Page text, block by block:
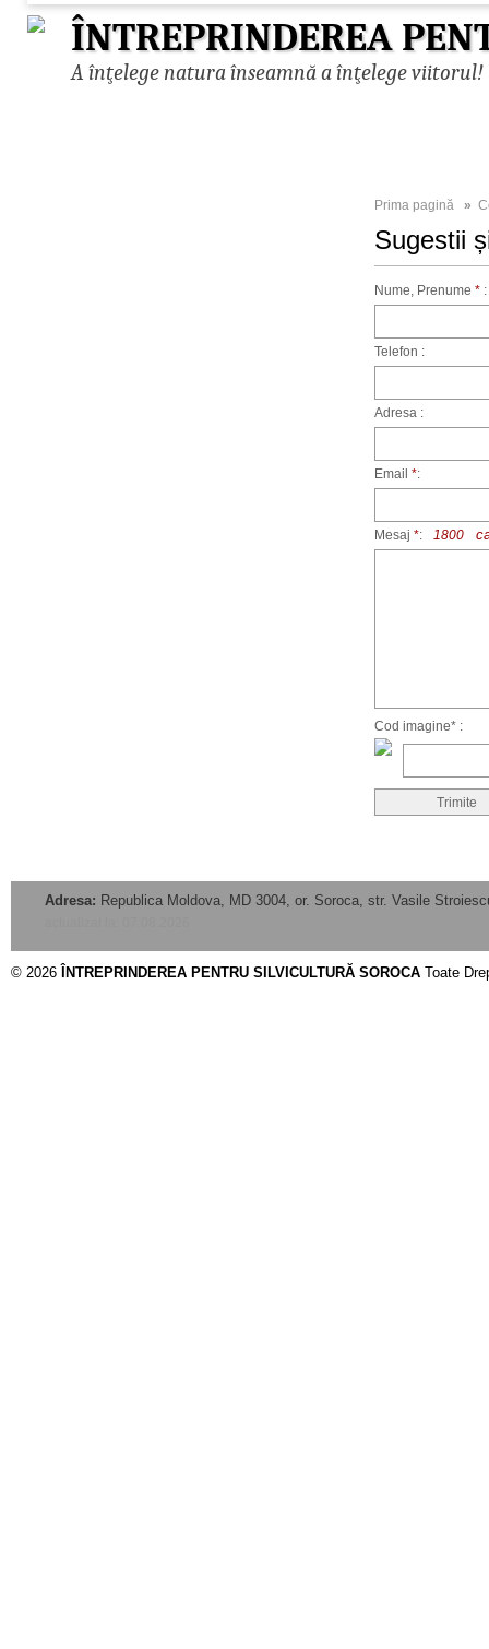
ÎNTREPRINDEREA
A înţelege natura înseamnă a înţelege viitorul!
Prima pagină »
Sugestii
Nume, Prenume * :
Telefon :
Adresa :
Email *:
Mesaj *:
Cod imagine* :
Adresa: Republica Moldova, MD 3004, or. Soroca, str. Vasile
© 2026 ÎNTREPRINDEREA PENTRU SILVICULTURĂ SOROCA Toate